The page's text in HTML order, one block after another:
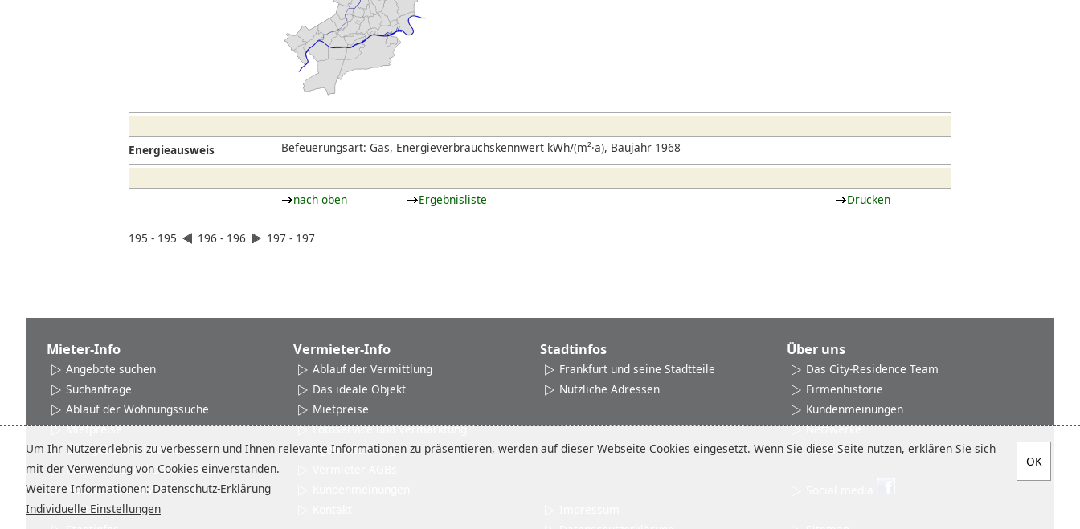
Energieausweis Befeuerungsart: Gas, Energieverbrauchskennwert kWh/(m²·a), Baujahr 1968
nach oben Ergebnisliste Drucken
195 - 195 196 - 196 197 - 197
Mieter-Info
Angebote suchen
Suchanfrage
Ablauf der Wohnungssuche
Mietpreise
Übergabe und Rücknahme
Mieter-AGB und Datenschutz
Netzwerke und Verbände
Kontakt
Vermieter-Info
Ablauf der Vermittlung
Das ideale Objekt
Mietpreise
Fotoservice und Vermarktung
Agenturleistung
Stadtinfos
Frankfurt und seine Stadtteile
Nützliche Adressen
Über uns
Das City-Residence Team
Firmenhistorie
Kundenmeinungen
Netzwerke
Kontakt
Um Ihr Nutzererlebnis zu verbessern und Ihnen relevante Informationen zu präsentieren, werden auf dieser Webseite Cookies eingesetzt. Wenn Sie diese Seite nutzen, erklären Sie sich
mit der Verwendung von Cookies einverstanden.
Weitere Informationen: Datenschutz-Erklärung
Individuelle Einstellungen